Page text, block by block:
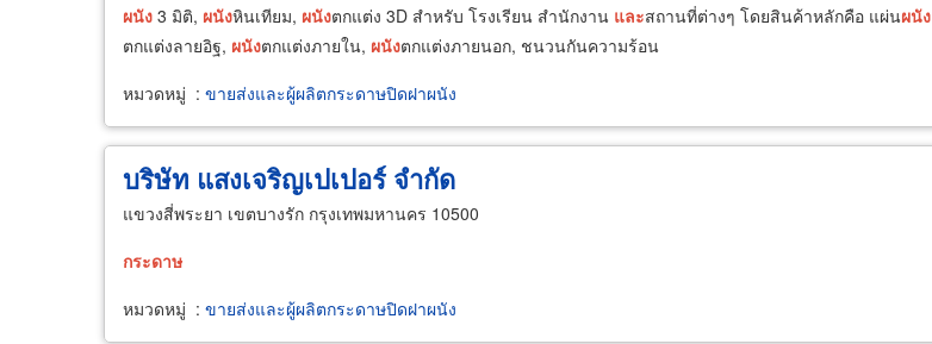
ผนัง 3 มิติ, ผนังหินเทียม, ผนังตกแต่ง 3D สำหรับ โรงเรียน สำนักงาน และสถานที่ต่างๆ โดยสินค้าหลักคือ แผ่นผนัง
ตกแต่งลายอิฐ, ผนังตกแต่งภายใน, ผนังตกแต่งภายนอก, ชนวนกันความร้อน
หมวดหมู่ : ขายส่งและผู้ผลิตกระดาษปิดฝาผนัง
บริษัท แสงเจริญเปเปอร์ จำกัด
แขวงสี่พระยา เขตบางรัก กรุงเทพมหานคร 10500
กระดาษ
หมวดหมู่ : ขายส่งและผู้ผลิตกระดาษปิดฝาผนัง